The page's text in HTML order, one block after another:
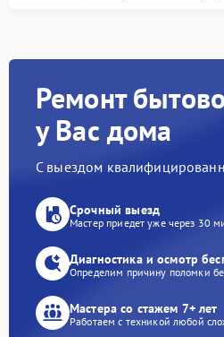
Ремонт
у Вас дома
С выездом
Срочный выезд
Мастер приедет уже через 30
Диагностика и осмотр
Определим причину поломки
Мастера со стажем 7+ лет
Работаем с техникой любой